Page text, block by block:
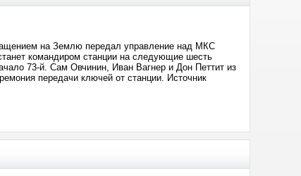
на Землю передал управление над МКС
командиром станции на следующие шесть
73-й. Сам Овчинин, Иван Вагнер и Дон Петтит из
передачи ключей от станции. Источник